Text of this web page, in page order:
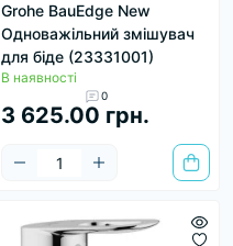
Grohe BauEdge New
Одноважільний змішувач
для біде (23331001)
В наявності
0
3 625.00 грн.